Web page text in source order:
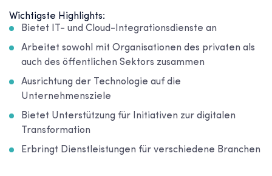
Wichtigste Highlights:
Bietet IT- und Cloud-Integrationsdienste an
Arbeitet sowohl mit Organisationen des privaten als
auch des öffentlichen Sektors zusammen
Ausrichtung der Technologie auf die
Unternehmensziele
Bietet Unterstützung für Initiativen zur digitalen
Transformation
Erbringt Dienstleistungen für verschiedene Branchen